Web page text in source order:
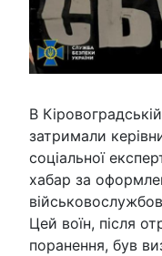
В
затримали
соціальної
хабар за
Цей воїн, після
поранення, був